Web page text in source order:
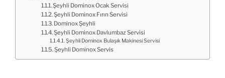
Şeyhli Dominox Ocak Servisi
Şeyhli Dominox Fırın Servisi
Dominox Şeyhli
Şeyhli Dominox Davlumbaz Servisi
Şeyhli Dominox Bulaşık Makinesi Servisi
Şeyhli Dominox Servis